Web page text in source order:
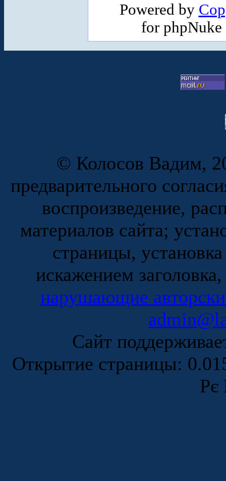
Powered by
for
© Колосов Вадим,
предварительного
воспроизведение,
материалов сайта;
страницы,
искажением
нарушающие
Сайт
Открытие страницы:
Рє